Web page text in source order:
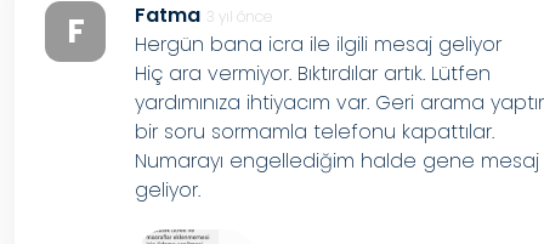
F Fatma 3 yıl önce
Hergün bana icra ile ilgili mesaj geliyor
Hiç ara vermiyor. Bıktırdılar artık. Lütfen
yardımınıza ihtiyacım var. Geri arama
bir soru sormamla telefonu kapattılar.
Numarayı engellediğim halde gene mesaj
geliyor.